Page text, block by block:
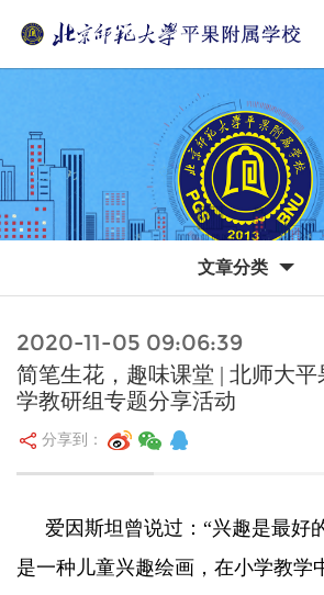
文章分类
2020-11-05 09:06:39
简笔生花，趣味课堂 | 北师大
学教研组专题分享活动
分享到：
爱因斯坦曾说过：“兴趣是最好
是一种儿童兴趣绘画，在小学教学